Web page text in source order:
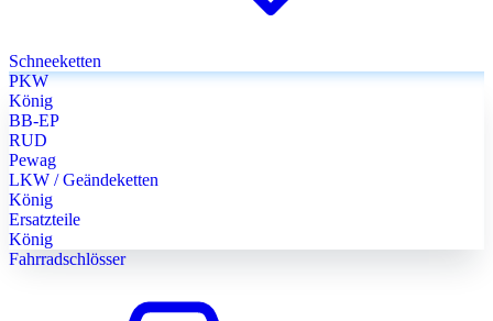
Schneeketten
PKW
König
BB-EP
RUD
Pewag
LKW / Geändeketten
König
Ersatzteile
König
Fahrradschlösser